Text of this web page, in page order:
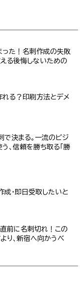
った！名刺作成の失敗
る後悔しないための
れる？印刷方法とデメ
決まる。一流のビジ
、信頼を勝ち取る「勝
・即日受取したいと
前に名刺切れ！この
り、新宿へ向かうべ